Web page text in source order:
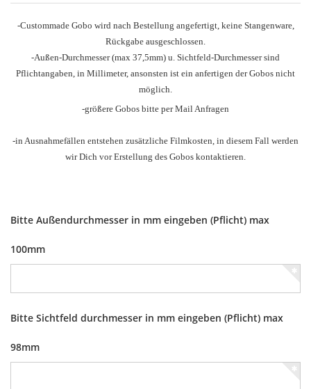
-Custommade Gobo wird nach Bestellung angefertigt, keine Stangenware,
Rückgabe ausgeschlossen.
-Außen-Durchmesser(max 37,5mm) u. Sichtfeld-Durchmesser sind
Pflichtangaben, in Millimeter, ansonsten ist ein anfertigen der Gobos nicht
möglich.
-größere Gobos bitte per Mail Anfragen
-in Ausnahmefällen entstehen zusätzliche Filmkosten, in diesem Fall werden
wir Dich vor Erstellung des Gobos kontaktieren.
Bitte Außendurchmesser in mm eingeben (Pflicht) max
100mm
Bitte Sichtfeld durchmesser in mm eingeben (Pflicht) max
98mm